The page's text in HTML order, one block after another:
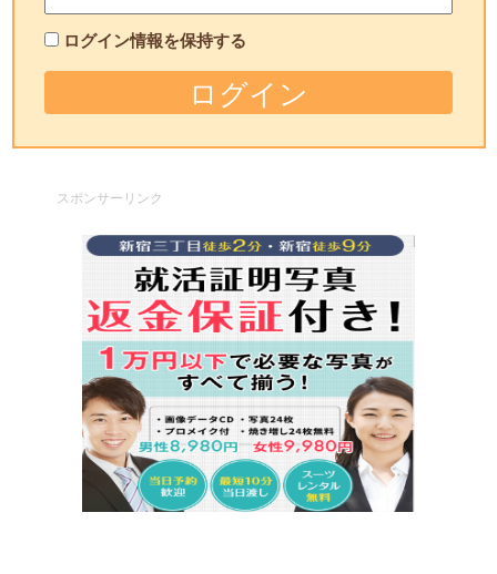
ログイン情報を保持する
スポンサーリンク